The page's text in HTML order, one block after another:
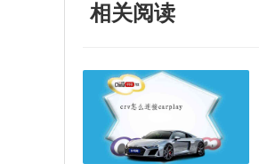
相关阅读